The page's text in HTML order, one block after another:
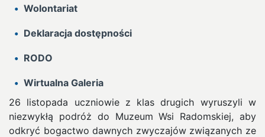
Wolontariat
Deklaracja dostępności
RODO
Wirtualna Galeria
26 listopada uczniowie z klas drugich wyruszyli w
niezwykłą podróż do Muzeum Wsi Radomskiej, aby
odkryć bogactwo dawnych zwyczajów związanych ze